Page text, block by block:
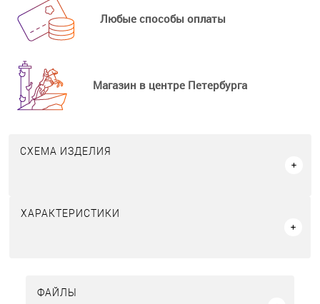
Любые способы оплаты
Магазин в центре Петербурга
СХЕМА ИЗДЕЛИЯ
ХАРАКТЕРИСТИКИ
ФАЙЛЫ